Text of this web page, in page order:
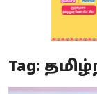
Tag: